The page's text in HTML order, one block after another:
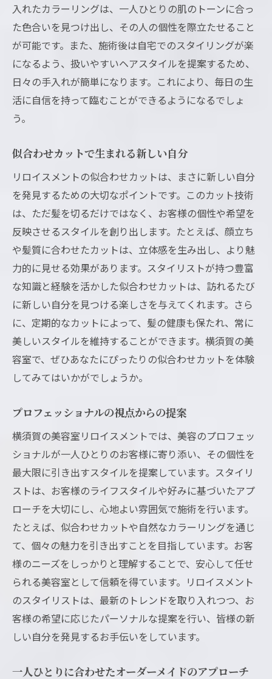
入れたカラーリングは、一人ひとりの肌のトーンに合っ
た色合いを見つけ出し、その人の個性を際立たせること
が可能です。また、施術後は自宅でのスタイリングが楽
になるよう、扱いやすいヘアスタイルを提案するため、
日々の手入れが簡単になります。これにより、毎日の生
活に自信を持って臨むことができるようになるでしょ
う。
似合わせカットで生まれる新しい自分
リロイスメントの似合わせカットは、まさに新しい自分
を発見するための大切なポイントです。このカット技術
は、ただ髪を切るだけではなく、お客様の個性や希望を
反映させるスタイルを創り出します。たとえば、顔立ち
や髪質に合わせたカットは、立体感を生み出し、より魅
力的に見せる効果があります。スタイリストが持つ豊富
な知識と経験を活かした似合わせカットは、訪れるたび
に新しい自分を見つける楽しさを与えてくれます。さら
に、定期的なカットによって、髪の健康も保たれ、常に
美しいスタイルを維持することができます。横須賀の美
容室で、ぜひあなたにぴったりの似合わせカットを体験
してみてはいかがでしょうか。
プロフェッショナルの視点からの提案
横須賀の美容室リロイスメントでは、美容のプロフェッ
ショナルが一人ひとりのお客様に寄り添い、その個性を
最大限に引き出すスタイルを提案しています。スタイリ
ストは、お客様のライフスタイルや好みに基づいたアプ
ローチを大切にし、心地よい雰囲気で施術を行います。
たとえば、似合わせカットや自然なカラーリングを通じ
て、個々の魅力を引き出すことを目指しています。お客
様のニーズをしっかりと理解することで、安心して任せ
られる美容室として信頼を得ています。リロイスメント
のスタイリストは、最新のトレンドを取り入れつつ、お
客様の希望に応じたパーソナルな提案を行い、皆様の新
しい自分を発見するお手伝いをしています。
一人ひとりに合わせたオーダーメイドのアプローチ